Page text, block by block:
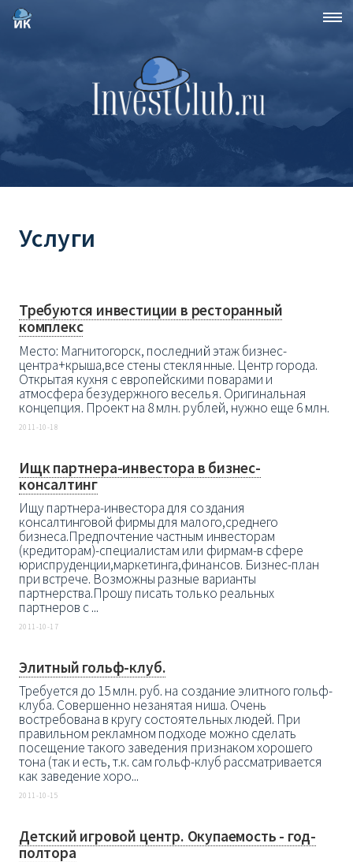
Услуги
Требуются инвестиции в ресторанный
комплекс
Место: Магнитогорск, последний этаж бизнес-
центра+крыша,все стены стеклянные. Центр города.
Открытая кухня с европейскими поварами и
атмосфера безудержного веселья. Оригинальная
концепция. Проект на 8 млн. рублей, нужно еще 6 млн.
2011-10-18
Ищк партнера-инвестора в бизнес-
консалтинг
Ищу партнера-инвестора для создания
консалтинговой фирмы для малого,среднего
бизнеса.Предпочтение частным инвесторам
(кредиторам)-специалистам или фирмам-в сфере
юриспруденции,маркетинга,финансов. Бизнес-план
при встрече. Возможны разные варианты
партнерства.Прошу писать только реальных
партнеров с ...
2011-10-17
Элитный гольф-клуб.
Требуется до 15 млн. руб. на создание элитного гольф-
клуба. Совершенно незанятая ниша. Очень
востребована в кругу состоятельных людей. При
правильном рекламном подходе можно сделать
посещение такого заведения признаком хорошего
тона (так и есть, т.к. сам гольф-клуб рассматривается
как заведение хоро...
2011-10-15
Детский игровой центр. Окупаемость - год-
полтора